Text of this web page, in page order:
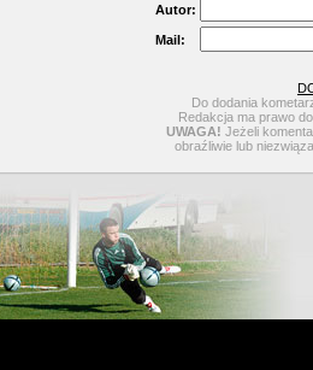
Autor:
Mail:
Do dodania
Redakcja ma prawo
UWAGA! Jeżeli
obraźliwie lub